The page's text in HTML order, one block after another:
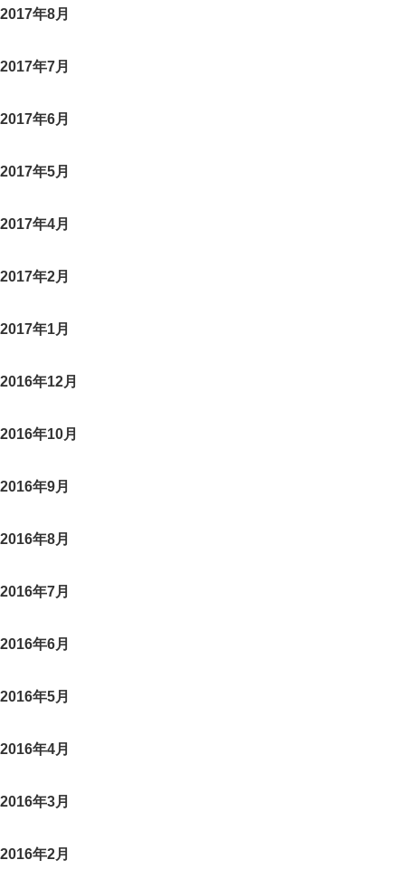
2017年8月
2017年7月
2017年6月
2017年5月
2017年4月
2017年2月
2017年1月
2016年12月
2016年10月
2016年9月
2016年8月
2016年7月
2016年6月
2016年5月
2016年4月
2016年3月
2016年2月